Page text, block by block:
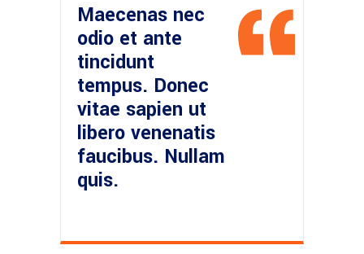
Maecenas nec
odio et ante
tincidunt
tempus. Donec
vitae sapien ut
libero venenatis
faucibus. Nullam
quis.